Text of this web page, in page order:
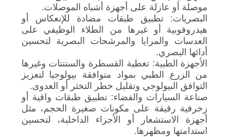
موصلة أو عازلة على أجهزة أشباه الموصلات.
البصريات: تطبيق طبقات مضادة للإنعكاس أو
هيدروفوبية أو غيرها من الطلاء الوظيفي على
العدسات والمرايا والمرشحات البصرية لتحسين
أدائها البصري.
الأجهزة الطبية: تغطية القسطرة والستنتات وغيرها
من الزرع الطبي بمواد متوافقة بيولوجيا لتعزيز
التوافق البيولوجي وتقليل خطر التخثر أو العدوى.
صناعة السيارات والفضاء: تطبيق طبقات واقية أو
زخرفية رقيقة على مكونات صغيرة الحجم، مثل
أجهزة الاستشعار أو الأجزاء الداخلية، لتحسين
استدامتها ومظهرها.